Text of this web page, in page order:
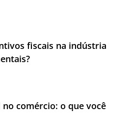
fiscais na indústria
comércio: o que você